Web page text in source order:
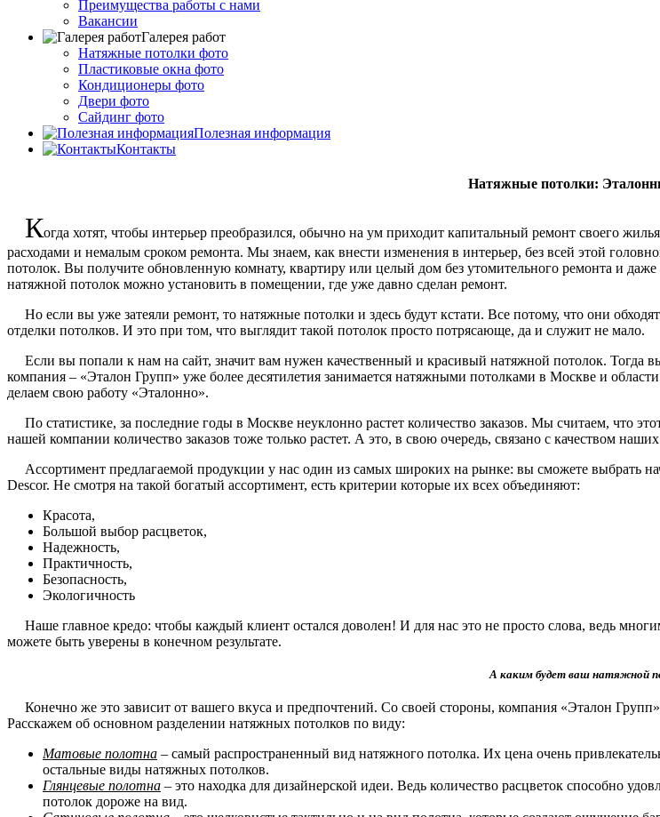
Преимущества работы с нами
Вакансии
Галерея работ
Натяжные потолки фото
Пластиковые окна фото
Кондиционеры фото
Двери фото
Сайдинг фото
Полезная информация
Контакты
Натяжные потолки:
Когда хотят, чтобы интерьер преобразился, обычно на ум приходит капитальный ремонт своего
расходами и немалым сроком ремонта. Мы знаем, как внести изменения в интерьер, без всей этой
потолок. Вы получите обновленную комнату, квартиру или целый дом без утомительного ремонта и даже
натяжной потолок можно установить в помещении, где уже давно сделан ремонт.
Но если вы уже затеяли ремонт, то натяжные потолки и здесь будут кстати. Все потому, что они
отделки потолков. И это при том, что выглядит такой потолок просто потрясающе, да и служит не мало.
Если вы попали к нам на сайт, значит вам нужен качественный и красивый натяжной потолок. Тогда
компания – «Эталон Групп» уже более десятилетия занимается натяжными потолками в Москве и
делаем свою работу «Эталонно».
По статистике, за последние годы в Москве неуклонно растет количество заказов. Мы считаем, что
нашей компании количество заказов тоже только растет. А это, в свою очередь, связано с качеством
Ассортимент предлагаемой продукции у нас один из самых широких на рынке: вы сможете выбрать
Descor. Не смотря на такой богатый ассортимент, есть критерии которые их всех объединяют:
Красота,
Большой выбор расцветок,
Надежность,
Практичность,
Безопасность,
Экологичность
Наше главное кредо: чтобы каждый клиент остался доволен! И для нас это не просто слова, ведь
можете быть уверены в конечном результате.
А каким будет ваш натяжной
Конечно же это зависит от вашего вкуса и предпочтений. Со своей стороны, компания «Эталон
Расскажем об основном разделении натяжных потолков по виду:
Матовые полотна – самый распространенный вид натяжного потолка. Их цена очень
остальные виды натяжных потолков.
Глянцевые полотна – это находка для дизайнерской идеи. Ведь количество расцветок способно
потолок дороже на вид.